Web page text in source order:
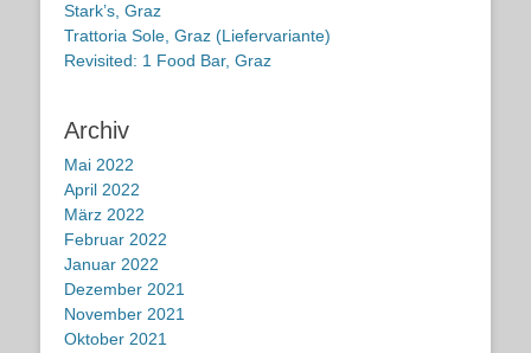
Stark’s, Graz
Trattoria Sole, Graz (Liefervariante)
Revisited: 1 Food Bar, Graz
Archiv
Mai 2022
April 2022
März 2022
Februar 2022
Januar 2022
Dezember 2021
November 2021
Oktober 2021